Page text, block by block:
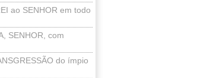
ao SENHOR em todo
SENHOR, com
do ímpio